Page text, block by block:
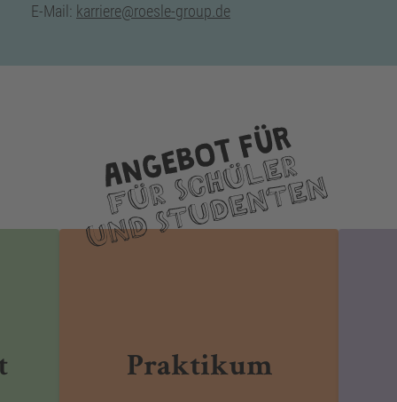
E-Mail: karriere@roesle-group.de
Praktikum